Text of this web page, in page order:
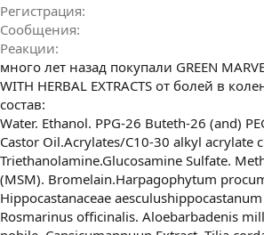
Регистрация
Сообщения
Реакции
много лет назад покупали GREEN
WITH HERBAL EXTRACTS от болей в
состав:
Water. Ethanol. PPG-26 Buteth-26 (and)
Castor Oil.Acrylates/C10-30 alkyl acrylate
Triethanolamine.Glucosamine Sulfate.
(MSM). Bromelain.Harpagophytum
Hippocastanaceae
Rosmarinus officinalis. Aloebarbadenis